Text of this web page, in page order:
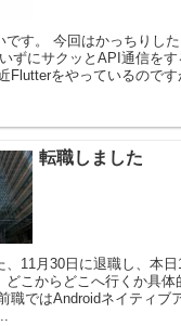
です。 今回はかっちりし
ずにサクッとAPI通信を
Flutterをやっているので
転職しました
、11月30日に退職し、本
どこからどこへ行くか具体
職ではAndroidネイティブ